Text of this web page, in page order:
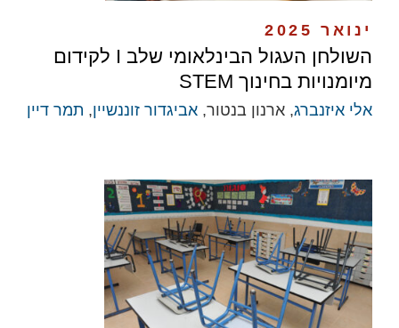
ינואר 2025
​השולחן העגול הבינלאומי שלב I לקידום
מיומנויות בחינוך STEM
אלי איזנברג, ארנון בנטור, אביגדור זוננשיין, תמר דיין